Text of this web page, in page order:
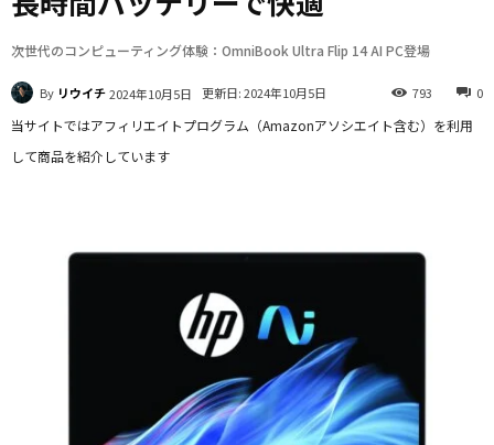
次世代のコンピューティング体験：OmniBook Ultra Flip 14 AI PC登場
By リウイチ2024年10月5日 更新日:2024年10月5日 0
793
当サイトではアフィリエイトプログラム（Amazonアソシエイト含む）を利用
して商品を紹介しています